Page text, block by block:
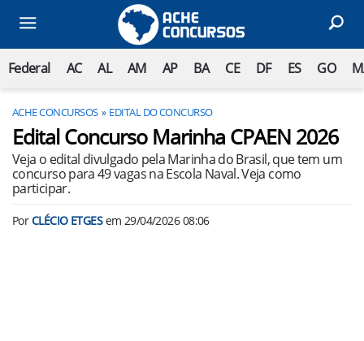
Federal AC AL AM AP BA CE DF ES GO
ACHE CONCURSOS EDITAL DO CONCURSO
Edital Concurso Marinha CPAEN 2026
Veja o edital divulgado pela Marinha do Brasil, que tem um
concurso para 49 vagas na Escola Naval. Veja como
participar.
PorCLÉCIO ETGESem 29/04/2026 08:06